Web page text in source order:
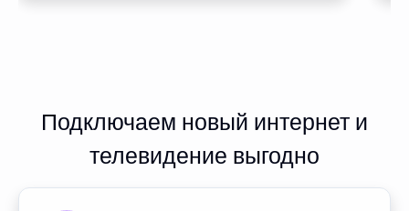
Подключаем новый интернет и
телевидение выгодно